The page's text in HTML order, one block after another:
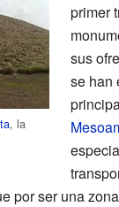
, la
primer
sus
se han
por ser una